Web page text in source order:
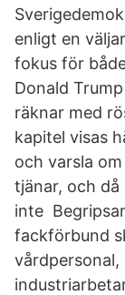
enligt en
fokus för
Donald
räknar med
kapitel visas
och varsla
tjänar, och
inte
fackförbund